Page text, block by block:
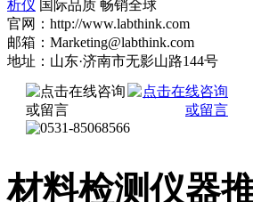
析仪 国际品质 畅销全球
官网：http://www.labthink.com
邮箱：Marketing@labthink.com
地址：山东·济南市无影山路144号
材料检测仪器